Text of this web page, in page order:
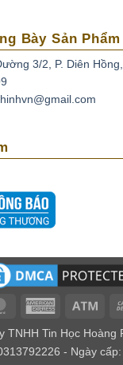
Bày Sản Phẩm
3/2, P. Diên Hồng,
MasterCardAmerican
Atm
TNHH Tin Học Hoàng
- Ngày cấp: